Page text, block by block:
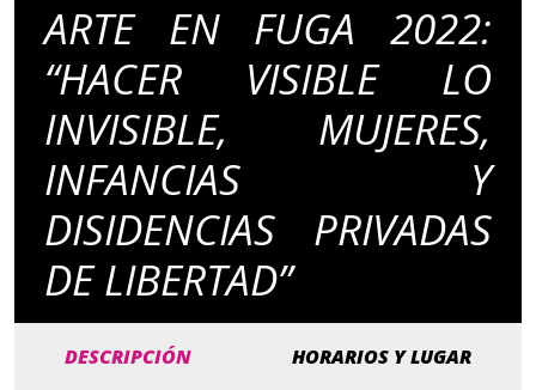
ARTE EN FUGA 2022:
“HACER VISIBLE LO
INVISIBLE, MUJERES,
INFANCIAS Y
DISIDENCIAS PRIVADAS
DE LIBERTAD”
DESCRIPCIÓN HORARIOS Y LUGAR